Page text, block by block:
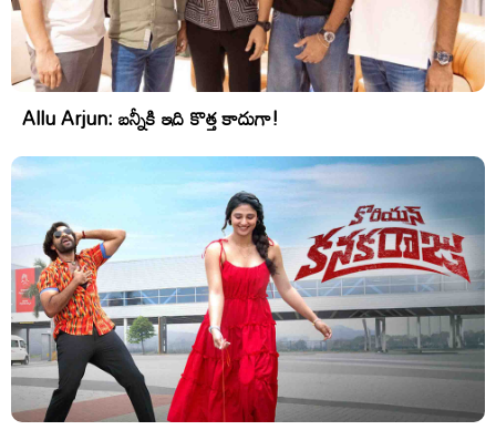
Allu Arjun: బన్నీకి ఇది కొత్త కాదుగా!